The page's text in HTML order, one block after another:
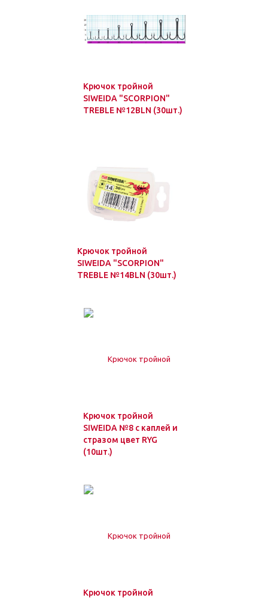
Крючок тройной
SIWEIDA "SCORPION"
TREBLE №12BLN (30шт.)
Крючок тройной
SIWEIDA "SCORPION"
TREBLE №14BLN (30шт.)
Крючок тройной
SIWEIDA №8 с каплей и
стразом цвет RYG
(10шт.)
Крючок тройной